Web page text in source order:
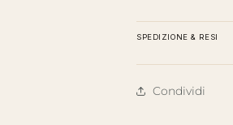
SPEDIZIONE & RESI
Condividi